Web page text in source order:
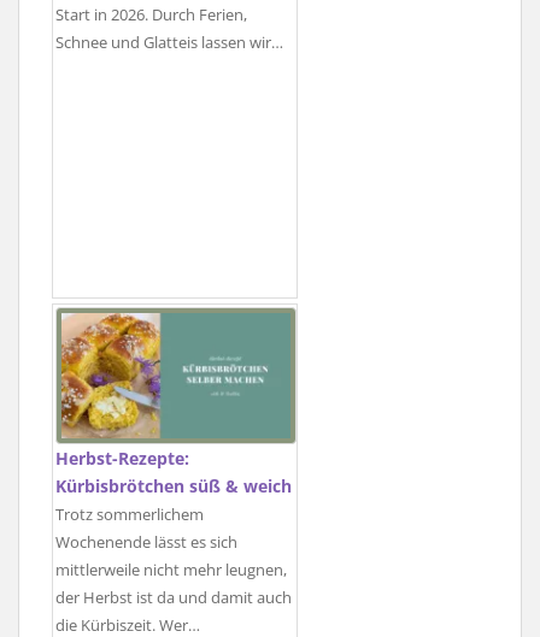
Start in 2026. Durch Ferien,
Schnee und Glatteis lassen wir…
Herbst-Rezepte:
Kürbisbrötchen süß & weich
Trotz sommerlichem
Wochenende lässt es sich
mittlerweile nicht mehr leugnen,
der Herbst ist da und damit auch
die Kürbiszeit. Wer…